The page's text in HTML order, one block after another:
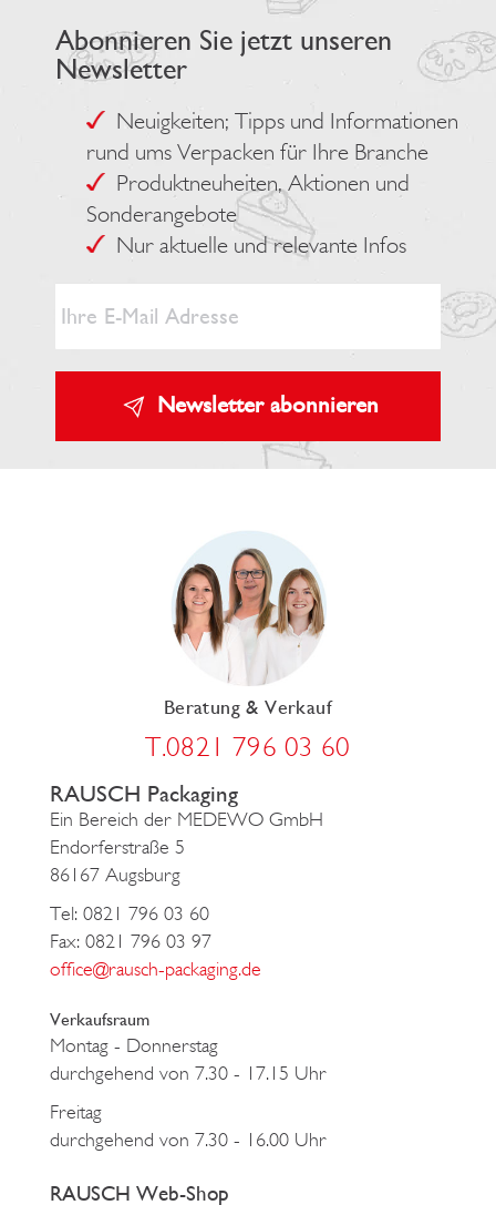
Abonnieren Sie jetzt unseren
Newsletter
Neuigkeiten; Tipps und Informationen
rund ums Verpacken für Ihre Branche
Produktneuheiten, Aktionen und
Sonderangebote
Nur aktuelle und relevante Infos
Newsletter abonnieren
Beratung & Verkauf
T.0821 796 03 60
RAUSCH Packaging
Ein Bereich der MEDEWO GmbH
Endorferstraße 5
86167 Augsburg
Tel: 0821 796 03 60
Fax: 0821 796 03 97
office@rausch-packaging.de
Verkaufsraum
Montag - Donnerstag
durchgehend von 7.30 - 17.15 Uhr
Freitag
durchgehend von 7.30 - 16.00 Uhr
RAUSCH Web-Shop